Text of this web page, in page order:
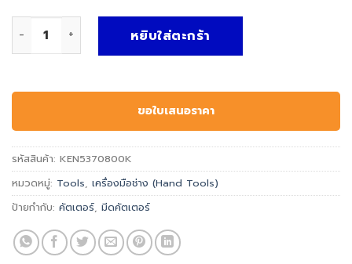
หยิบใส่ตะกร้า
ขอใบเสนอราคา
รหัสสินค้า: KEN5370800K
หมวดหมู่: Tools, เครื่องมือช่าง (Hand Tools)
ป้ายกำกับ: คัตเตอร์, มีดคัตเตอร์